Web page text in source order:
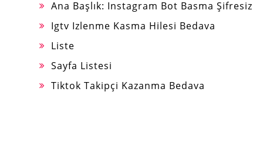
Ana Başlık: Instagram Bot Basma Şifresiz
Igtv Izlenme Kasma Hilesi Bedava
Liste
Sayfa Listesi
Tiktok Takipçi Kazanma Bedava